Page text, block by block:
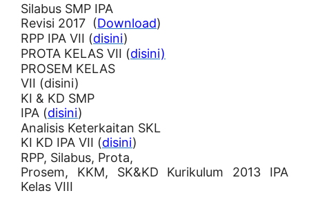
Silabus SMP IPA
Revisi 2017 (Download)
RPP IPA VII (disini)
PROTA KELAS VII (disini)
PROSEM KELAS
VII (disini)
KI & KD SMP
IPA (disini)
Analisis Keterkaitan SKL
KI KD IPA VII (disini)
RPP, Silabus, Prota,
Prosem, KKM, SK&KD Kurikulum 2013 IPA
Kelas VIII